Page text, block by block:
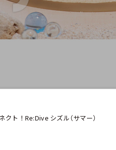
クト！Re:Dive シズル（サマー）